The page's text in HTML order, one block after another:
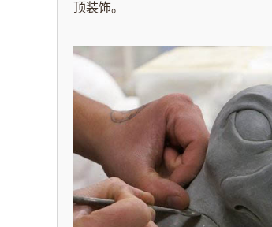
顶装饰。